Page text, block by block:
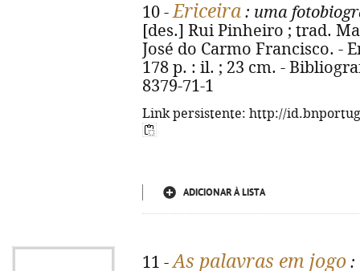
10 -Ericeira : uma
[des.] Rui Pinheiro ; trad.
José do Carmo Francisco. -
178 p. : il. ; 23 cm. -
8379-71-1
Link persistente: http://
ADICIONAR À LISTA
11 -As palavras em jogo :